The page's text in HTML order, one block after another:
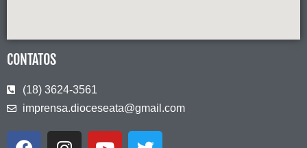
CONTATOS
(18) 3624-3561
imprensa.dioceseata@gmail.com